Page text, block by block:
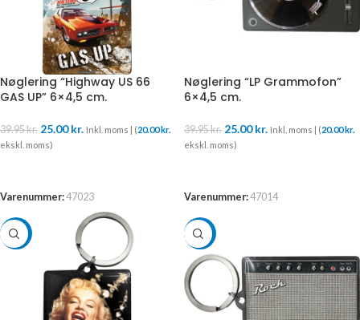
Nøglering “Highway US 66
GAS UP” 6×4,5 cm.
39.95kr. 25.00kr. Inkl. moms | (20.00kr.
ekskl. moms)
Varenummer:47023
Nøglering “LP Grammofon”
6×4,5 cm.
39.95kr. 25.00kr. Inkl. moms | (20.00kr.
ekskl. moms)
Varenummer:47014
-37% -37%